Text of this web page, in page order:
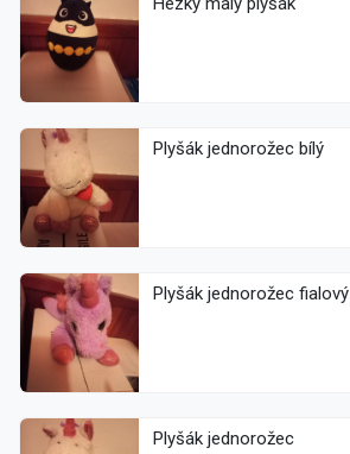
Plyšák jednorožec bílý
Plyšák jednorožec fialový
Plyšák jednorožec